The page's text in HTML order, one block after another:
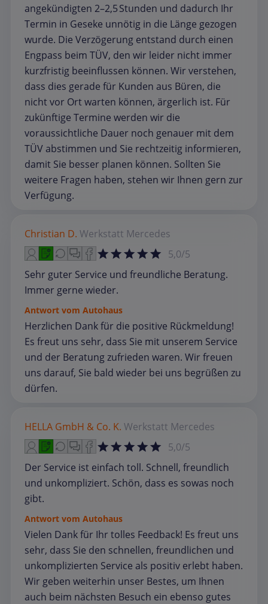
angekündigten 2–2,5 Stunden und dadurch Ihr
Termin in Geseke unnötig in die Länge gezogen
wurde. Die Verzögerung entstand durch einen
Engpass beim TÜV, den wir leider nicht immer
kurzfristig beeinflussen können. Wir verstehen,
dass dies gerade für Kunden aus Büren, die
nicht vor Ort warten können, ärgerlich ist. Für
zukünftige Termine werden wir die
voraussichtliche Dauer noch genauer mit dem
TÜV abstimmen und Sie rechtzeitig informieren,
damit Sie besser planen können. Sollten Sie
weitere Fragen haben, stehen wir Ihnen gern zur
Verfügung.
Christian D. Werkstatt Mercedes
5,0/5
Sehr guter Service und freundliche Beratung.
Immer gerne wieder.
Antwort vom Autohaus
Herzlichen Dank für die positive Rückmeldung!
Es freut uns sehr, dass Sie mit unserem Service
und der Beratung zufrieden waren. Wir freuen
uns darauf, Sie bald wieder bei uns begrüßen zu
dürfen.
HELLA GmbH & Co. K. Werkstatt Mercedes
5,0/5
Der Service ist einfach toll. Schnell, freundlich
und unkompliziert. Schön, dass es sowas noch
gibt.
Antwort vom Autohaus
Vielen Dank für Ihr tolles Feedback! Es freut uns
sehr, dass Sie den schnellen, freundlichen und
unkomplizierten Service als positiv erlebt haben.
Wir geben weiterhin unser Bestes, um Ihnen
auch beim nächsten Besuch ein ebenso gutes